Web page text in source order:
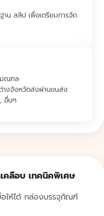
าน สลิป เพื่อเตรียมการจัด
มณฑล
างจังหวัดส่งผ่านขนส่ง
อื่นๆ
คลือบ เทคนิคพิเศษ
อให้ได้ กล่องบรรจุภัณฑ์